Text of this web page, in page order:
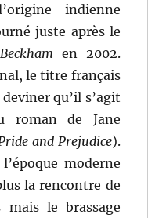
indienne
juste après le
en 2002.
le titre français
qu’il s’agit
roman de Jane
and Prejudice).
moderne
la rencontre de
mais le brassage